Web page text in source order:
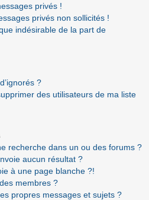
privés !
privés non sollicités !
indésirable de la part de
?
des utilisateurs de ma liste
recherche dans un ou des forums ?
aucun résultat ?
à une page blanche ?!
membres ?
propres messages et sujets ?